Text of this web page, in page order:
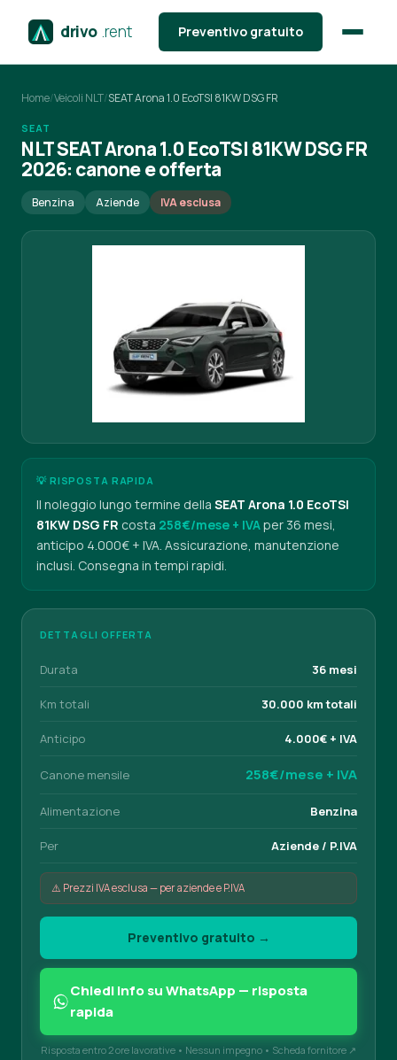
drivo .rent Preventivo gratuito
Home/Veicoli NLT/SEAT Arona 1.0 EcoTSI 81KW DSG FR
SEAT
NLT SEAT Arona 1.0 EcoTSI 81KW DSG FR
2026: canone e offerta
Benzina Aziende IVA esclusa
💡 RISPOSTA RAPIDA
Il noleggio lungo termine della SEAT Arona 1.0 EcoTSI
81KW DSG FR costa 258€/mese + IVAper 36 mesi,
anticipo 4.000€ + IVA. Assicurazione, manutenzione
inclusi. Consegna in tempi rapidi.
DETTAGLI OFFERTA
Durata 36 mesi
Km totali 30.000 km totali
Anticipo 4.000€ + IVA
Canone mensile 258€/mese + IVA
Alimentazione Benzina
Per Aziende / P.IVA
⚠️ Prezzi IVA esclusa — per aziende e P.IVA
Preventivo gratuito →
Chiedi info su WhatsApp — risposta
rapida
Risposta entro 2 ore lavorative • Nessun impegno • Scheda fornitore ↗